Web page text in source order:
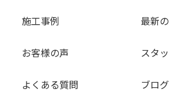
施工事例 最新
お客様の声 スタ
よくある質問 ブログ